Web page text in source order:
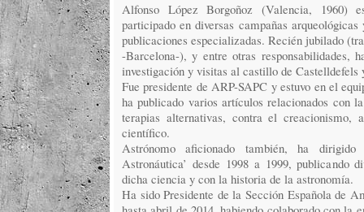
Alfonso López Borgoñoz (Valencia, 1960)
participado en diversas campañas
publicaciones especializadas. Recién jubilado
-Barcelona-), y entre otras responsabilidades,
investigación y visitas al castillo de Castelldefels
Fue presidente de ARP-SAPC y estuvo en el
ha publicado varios artículos relacionados con
terapias alternativas, contra el creacionismo,
científico.
Astrónomo aficionado también, ha
Astronáutica’ desde 1998 a 1999, publicando
dicha ciencia y con la historia de la astronomía.
Ha sido Presidente de la Sección Española de